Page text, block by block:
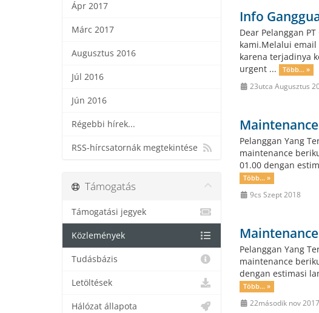
Ápr 2017
Márc 2017
Augusztus 2016
Júl 2016
Jún 2016
Régebbi hírek...
RSS-hírcsatornák megtekintése
Info
Dear Pelanggan
kami.Melalui
karena terjadinya
urgent ...
Több... »
23utca Augusztus
Pelanggan Yang
maintenance
01.00 dengan
Több... »
9cs Szept 2018
Pelanggan Yang
maintenance
dengan estimasi
Több... »
22második nov 2017
Támogatás
Támogatási jegyek
Közlemények
Tudásbázis
Letöltések
Hálózat állapota